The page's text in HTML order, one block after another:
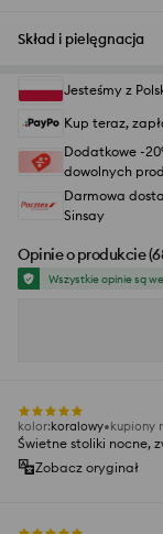
Skład i pielęgnacja
Jesteśmy z
Kup teraz,
Dodatkowe -
dowolnych
Darmowa
Sinsay
Opinie o produkcie(
Wszystkie opinie są
kolor:koralowy kupiony
Świetne stoliki nocne,
Zobacz oryginał